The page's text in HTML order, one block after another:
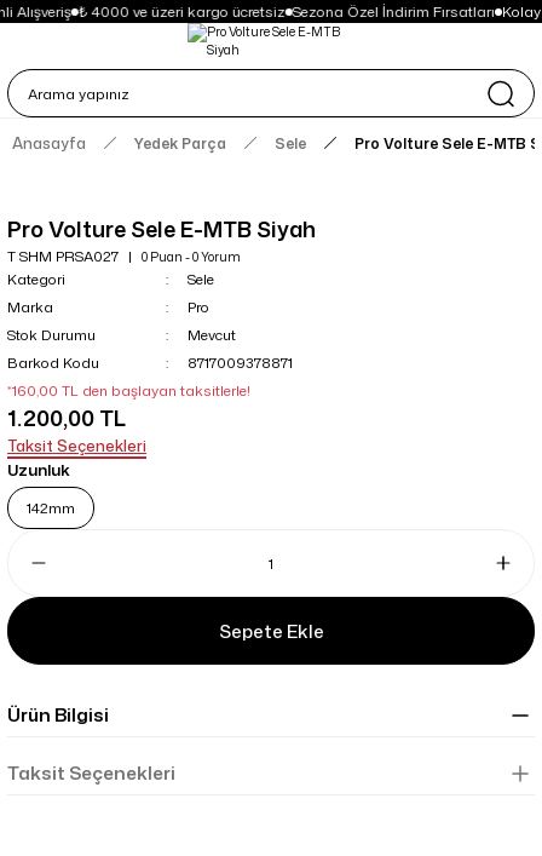
Alışveriş ₺ 4000 ve üzeri kargo ücretsiz Sezona Özel İndirim Fırsatları
Anasayfa Yedek Parça Sele Pro Volture Sele E-MTB
Pro Volture Sele E-MTB Siyah
T SHM PRSA027 0 Puan - 0 Yorum
Kategori
Sele
Marka
Pro
Stok Durumu
Mevcut
Barkod Kodu
8717009378871
*160,00 TL den başlayan taksitlerle!
1.200,00 TL
Taksit Seçenekleri
Uzunluk
142mm
Sepete Ekle
Ürün Bilgisi
Taksit Seçenekleri